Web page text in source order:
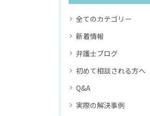
全てのカテゴリー
新着情報
弁護士ブログ
初めて相談される方へ
Q&A
実際の解決事例